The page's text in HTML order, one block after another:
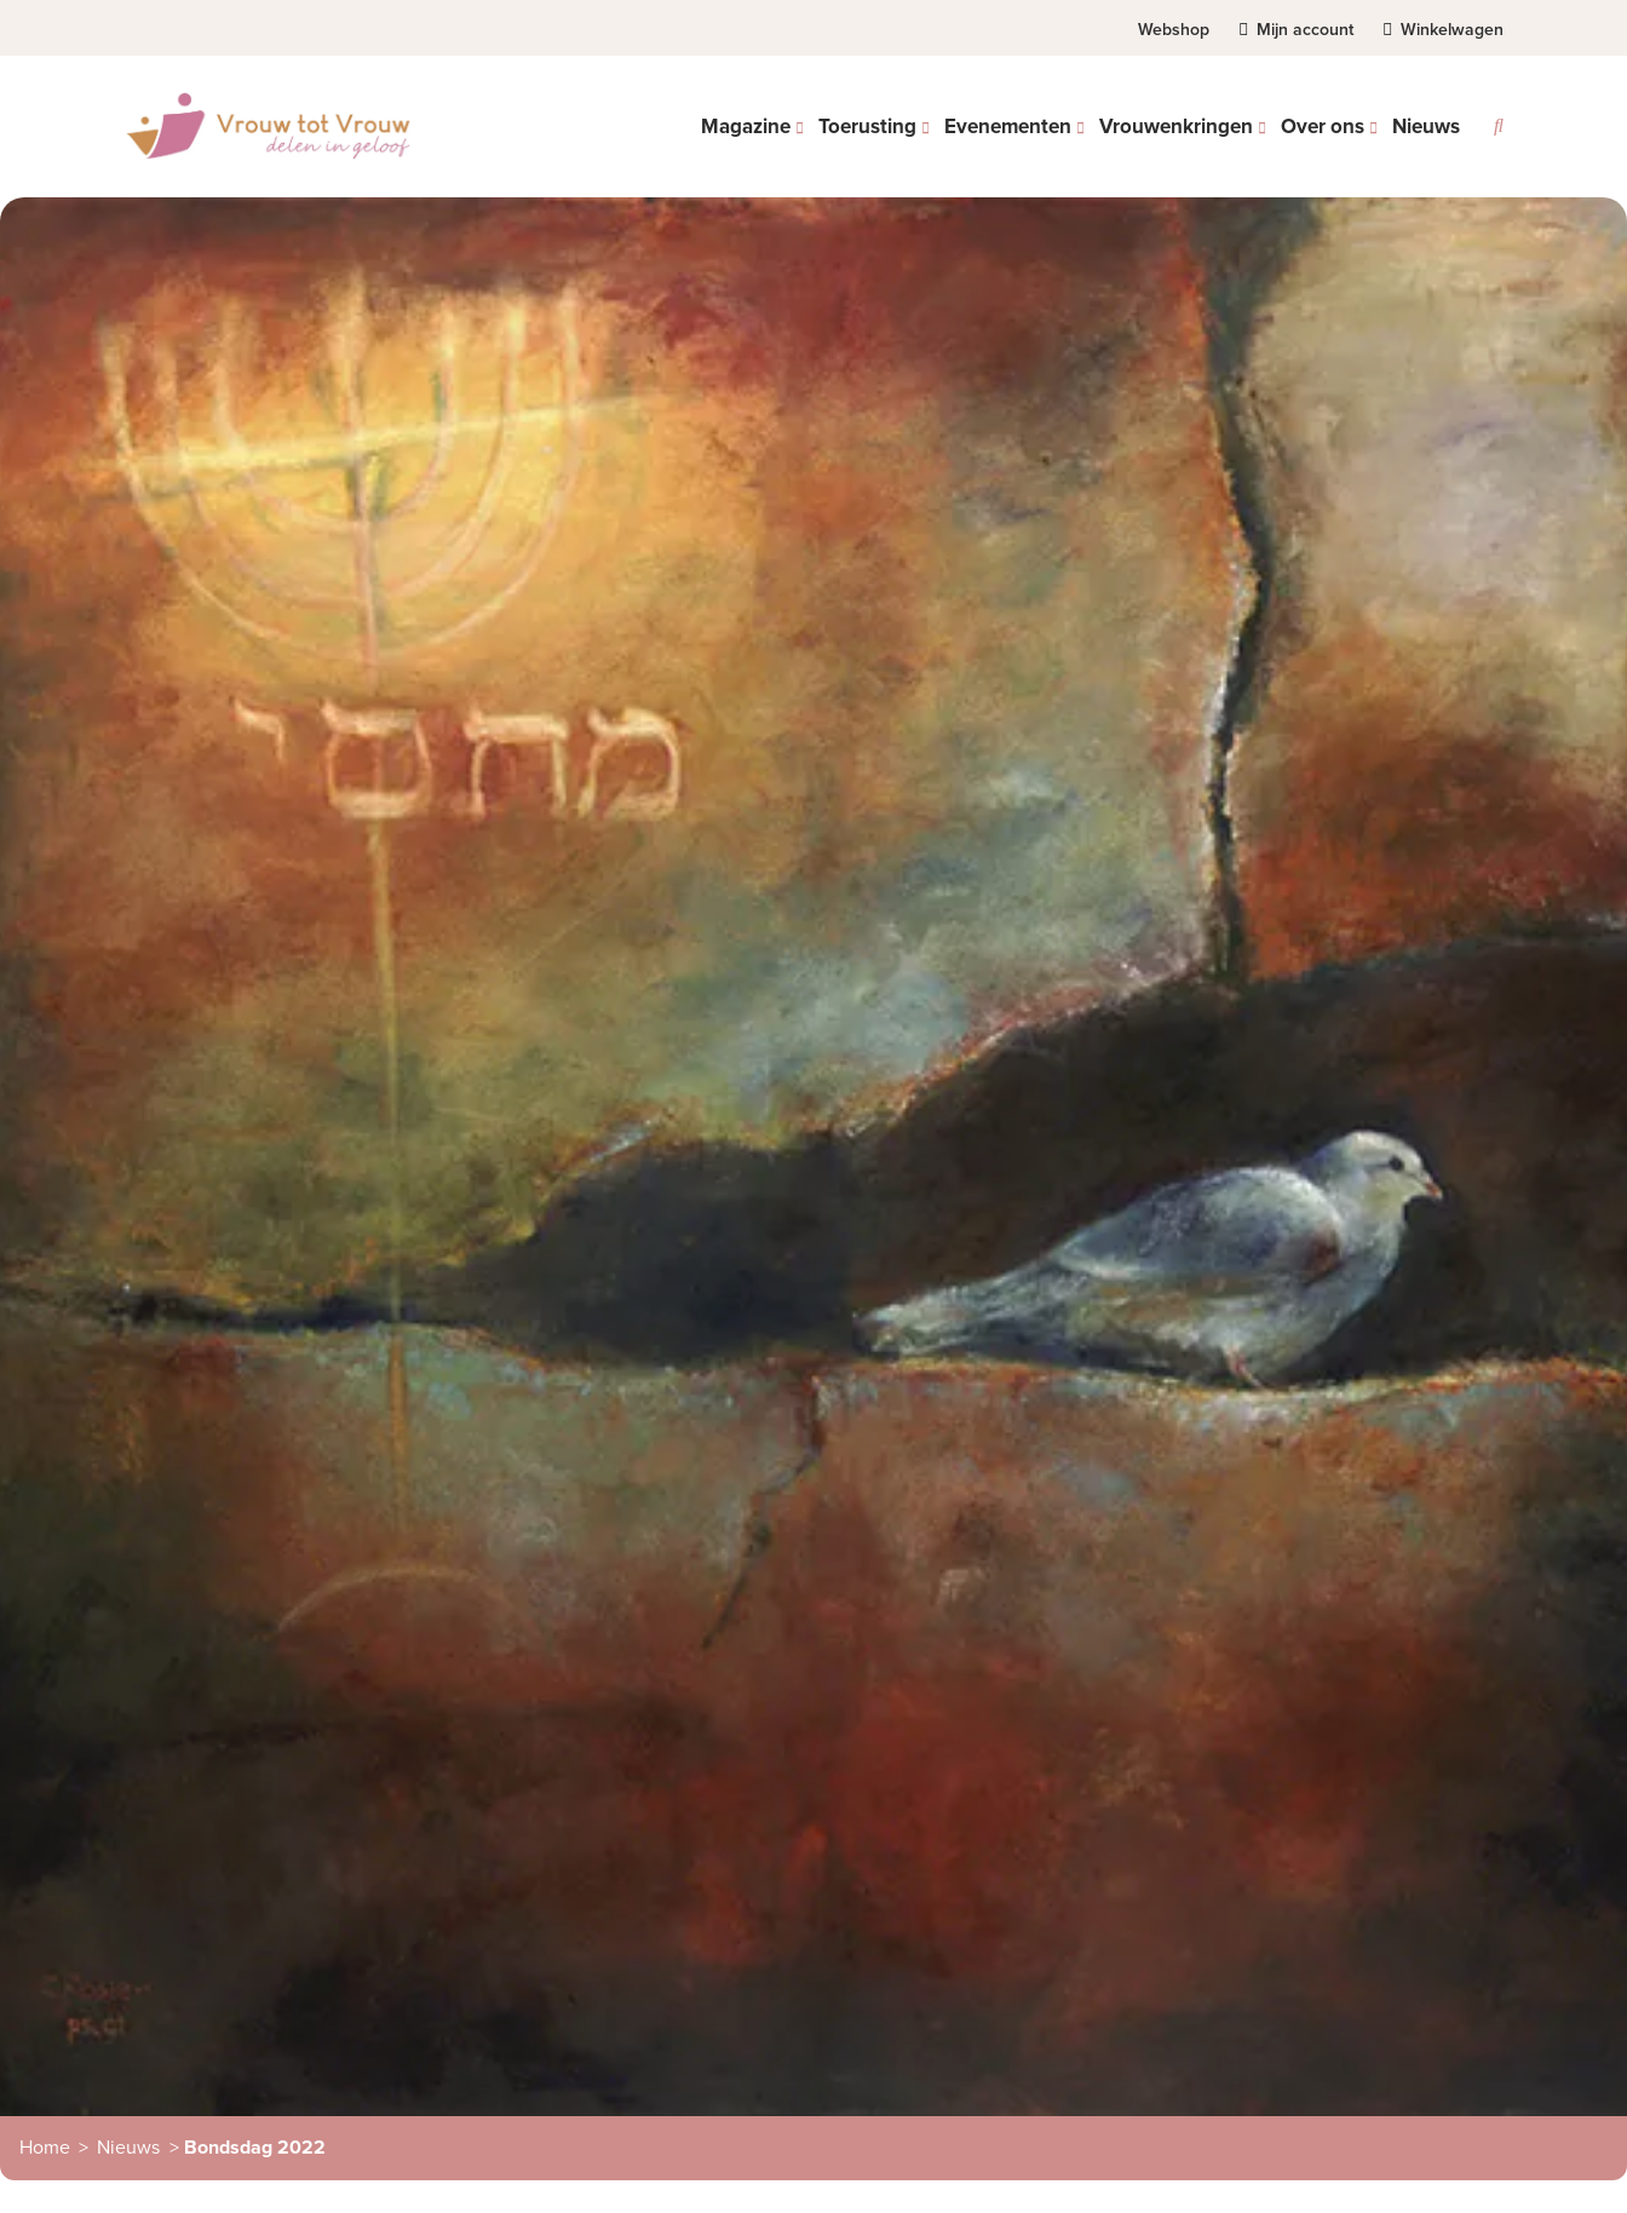
Webshop Mijn account Winkelwagen
Magazine Toerusting Evenementen Vrouwenkringen Over ons Nieuws
Home > Nieuws > Bondsdag 2022